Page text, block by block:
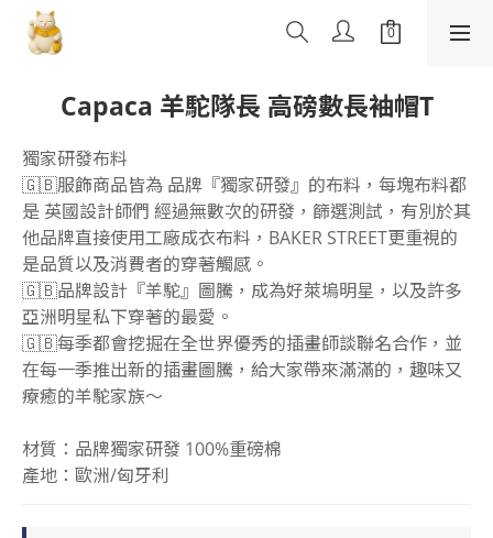
Capaca 羊駝隊長 高磅數長袖帽T
獨家研發布料
🇬🇧服飾商品皆為 品牌『獨家研發』的布料，每塊布料都
是 英國設計師們 經過無數次的研發，篩選測試，有別於其
他品牌直接使用工廠成衣布料，BAKER STREET更重視的
是品質以及消費者的穿著觸感。
🇬🇧品牌設計『羊駝』圖騰，成為好萊塢明星，以及許多
亞洲明星私下穿著的最愛。
🇬🇧每季都會挖掘在全世界優秀的插畫師談聯名合作，並
在每一季推出新的插畫圖騰，給大家帶來滿滿的，趣味又
療癒的羊駝家族～
材質：品牌獨家研發 100%重磅棉
產地：歐洲/匈牙利